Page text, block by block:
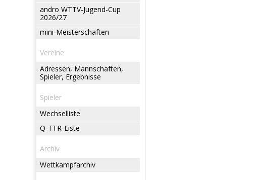
andro WTTV-Jugend-Cup
2026/27
mini-Meisterschaften
Vereine
Adressen, Mannschaften,
Spieler, Ergebnisse
Spieler
Wechselliste
Q-TTR-Liste
Archiv
Wettkampfarchiv